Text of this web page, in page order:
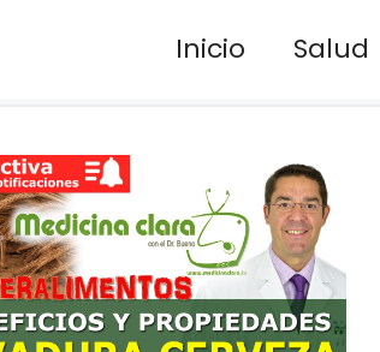
Inicio Salud